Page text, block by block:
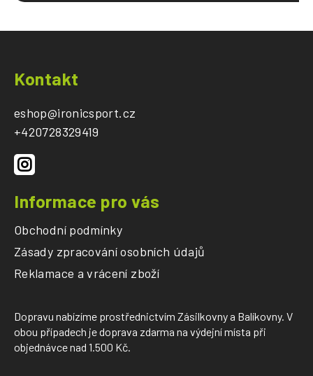
Kontakt
eshop@ironicsport.cz
+420728329419
Informace pro vás
Obchodní podmínky
Zásady zpracování osobních údajů
Reklamace a vrácení zboží
Dopravu nabízíme prostřednictvím Zásilkovny a Balíkovny. V
obou případech je doprava zdarma na výdejní místa při
objednávce nad 1.500 Kč.